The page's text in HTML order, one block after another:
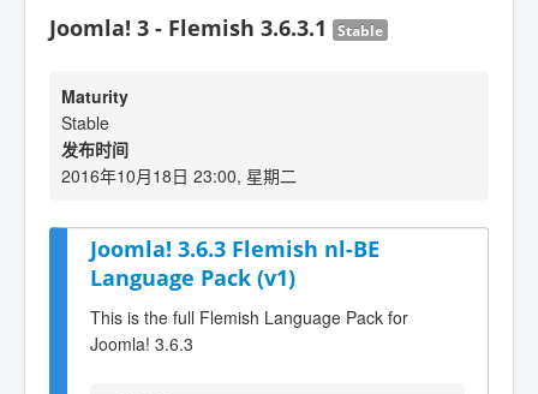
Joomla! 3 - Flemish 3.6.3.1 Stable
Maturity
Stable
发布时间
2016年10月18日 23:00, 星期二
Joomla! 3.6.3 Flemish nl-BE
Language Pack (v1)
This is the full Flemish Language Pack for
Joomla! 3.6.3